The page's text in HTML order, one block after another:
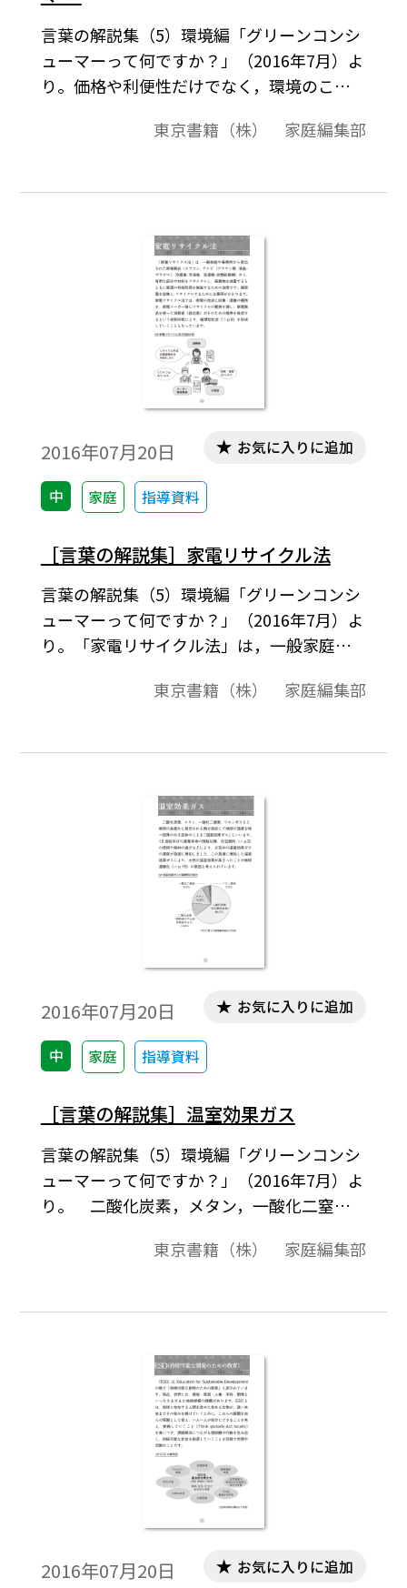
言葉の解説集（5）環境編「グリーンコンシ
ューマーって何ですか？」（2016年7月）よ
り。価格や利便性だけでなく，環境のこと
「グリーンコンシューマー」と いいます。
「コ ンシューマー（消費者）」を合わせた
訳されています。
東京書籍（株） 家庭編集部
2016年07月20日
中 家庭 指導資料
お気に入りに追加
［言葉の解説集］家電リサイクル法
言葉の解説集（5）環境編「グリーンコンシ
ューマーって何ですか？」（2016年7月）よ
り。「家電リサイクル法」は，一般家庭や
ン，テレビ（ブラウン管，液晶・プラズ
機）から，有用な部分や材料をリサイクル
利用を推進するための法律です。
東京書籍（株） 家庭編集部
2016年07月20日
中 家庭 指導資料
お気に入りに追加
［言葉の解説集］温室効果ガス
言葉の解説集（5）環境編「グリーンコンシ
ューマーって何ですか？」（2016年7月）よ
り。 二酸化炭素，メタン，一酸化二窒
される熱を吸収して地球の温度を保 つ効果
います。
東京書籍（株） 家庭編集部
2016年07月20日 お気に入りに追加